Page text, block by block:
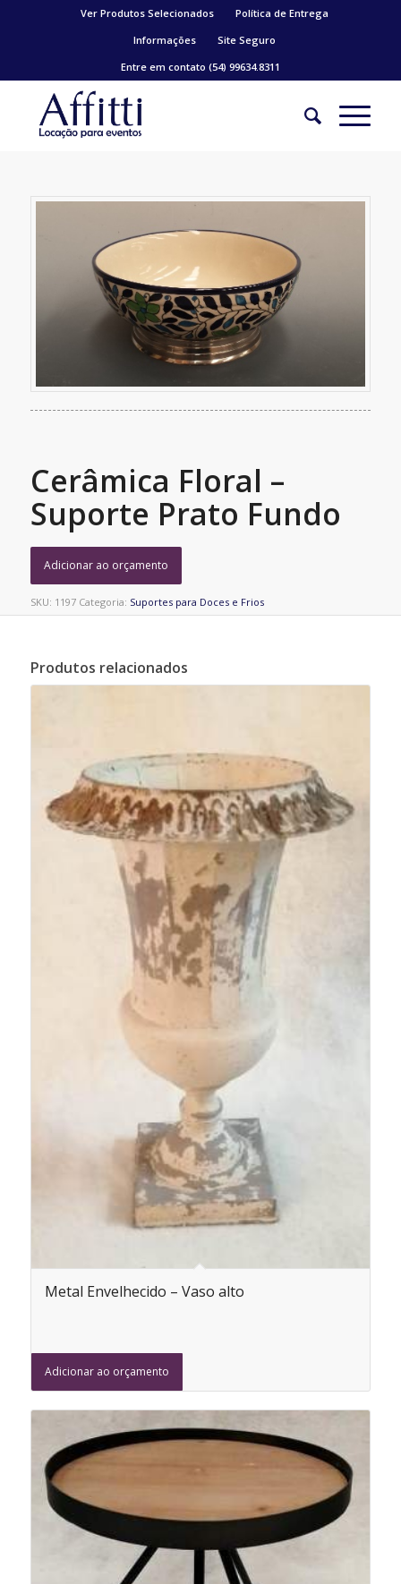
Ver Produtos Selecionados
Política de Entrega
Informações
Site Seguro
Entre em contato (54) 99634.8311
Cerâmica Floral –
Suporte Prato Fundo
Adicionar ao orçamento
SKU: 1197 Categoria: Suportes para Doces e Frios
Produtos relacionados
Metal Envelhecido – Vaso alto
Adicionar ao orçamento